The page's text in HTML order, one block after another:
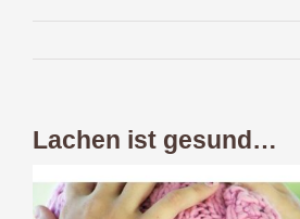
Lachen ist gesund…
Zeige
grösseres